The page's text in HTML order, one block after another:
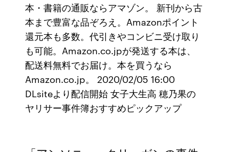
本・書籍の通販ならアマゾン。 新刊から古
本まで豊富な品ぞろえ。Amazonポイント
還元本も多数。代引きやコンビニ受け取り
も可能。Amazon.co.jpが発送する本は、
配送料無料でお届け。本を買うなら
Amazon.co.jp。 2020/02/05 16:00
DLsiteより配信開始 女子大生高 穂乃果の
ヤリサー事件簿おすすめピックアップ